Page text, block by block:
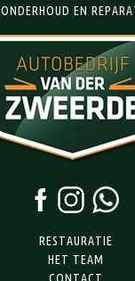
ONDERHOUD EN
RESTAURATIE
HET TEAM
CONTACT